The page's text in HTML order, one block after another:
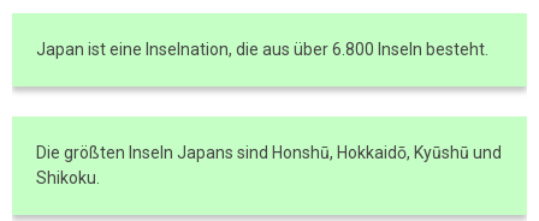
Japan ist eine Inselnation, die aus über 6.800 Inseln besteht.
Die größten Inseln Japans sind Honshū, Hokkaidō, Kyūshū und
Shikoku.